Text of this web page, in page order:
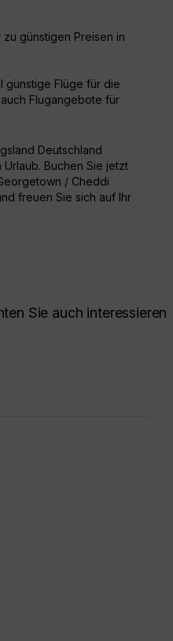
günstigen Preisen in
günstige Flüge für die
Flugangebote für
Deutschland
Buchen Sie jetzt
/ Cheddi
freuen Sie sich auf Ihr
Sie auch interessieren